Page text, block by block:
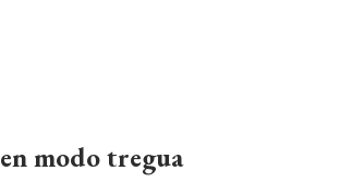
modo tregua